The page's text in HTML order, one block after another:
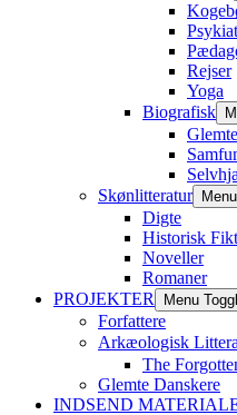
Rejser
Yoga
Biografisk
Skønlitteratur
Digte
Historisk
Noveller
Romaner
PROJEKTER
Menu
Forfattere
Arkæologisk
The
Glemte Danskere
INDSEND